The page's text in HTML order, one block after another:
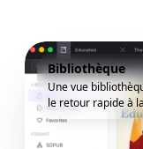
Bibliothèque
Une vue
le retour rapide à